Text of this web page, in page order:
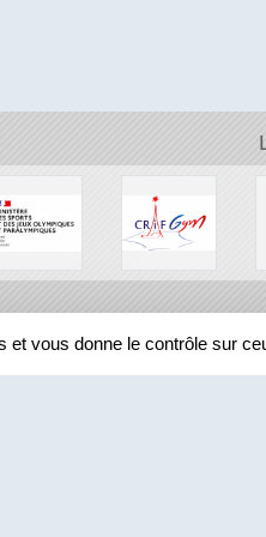
et vous donne le contrôle sur